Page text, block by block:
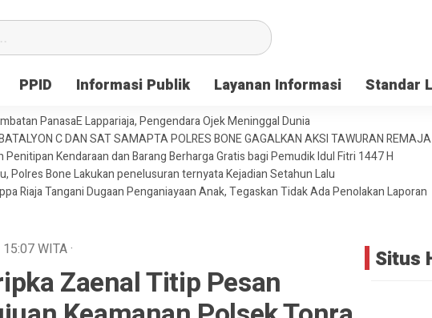
PPID Informasi Publik Layanan Informasi Standar
PanasaE Lappariaja, Pengendara Ojek Meninggal Dunia
C DAN SAT SAMAPTA POLRES BONE GAGALKAN AKSI TAWURAN
Penitipan Kendaraan dan Barang Berharga Gratis bagi Pemudik Idul Fitri 1447 H
Polres Bone Lakukan penelusuran ternyata Kejadian Setahun Lalu
Riaja Tangani Dugaan Penganiayaan Anak, Tegaskan Tidak Ada Penolakan Laporan
15:07WITA·
Zaenal Titip Pesan
Situs